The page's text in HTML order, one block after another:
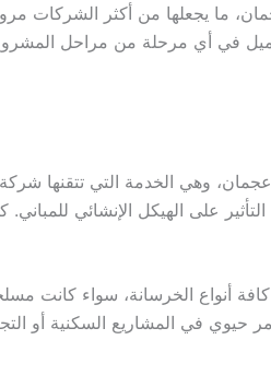
ما يجعلها من أكثر الشركات
في أي مرحلة من مراحل
وهي الخدمة التي تتقنها
على الهيكل الإنشائي للمباني.
أنواع الخرسانة، سواء كانت
حيوي في المشاريع السكنية أو